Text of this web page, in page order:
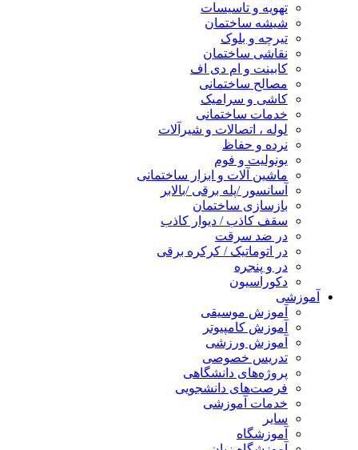
تهویه و تاسیسات
شیشه ساختمان
تیرچه و بلوک
نقاشی ساختمان
کابینت و ام دی اف
مصالح ساختمانی
کاشی و سرامیک
خدمات ساختمانی
لوله ، اتصالات و شیرآلات
نرده و حفاظ
یونولیت و فوم
ماشین آلات و ابزار ساختمانی
آسانسور /پله برقی /بالابر
بازسازی ساختمان
سقف کاذب / دیوار کاذب
در ضد سرقت
در اتوماتیک / کرکره برقی
در و پنجره
دکوراسیون
آموزشی
آموزش موسیقی
آموزش کامپیوتر
آموزش ورزشی
تدریس خصوصی
پروژه‌های دانشگاهی
فرصت‌های دانشجویی
خدمات آموزشی
سایر
آموزشگاه